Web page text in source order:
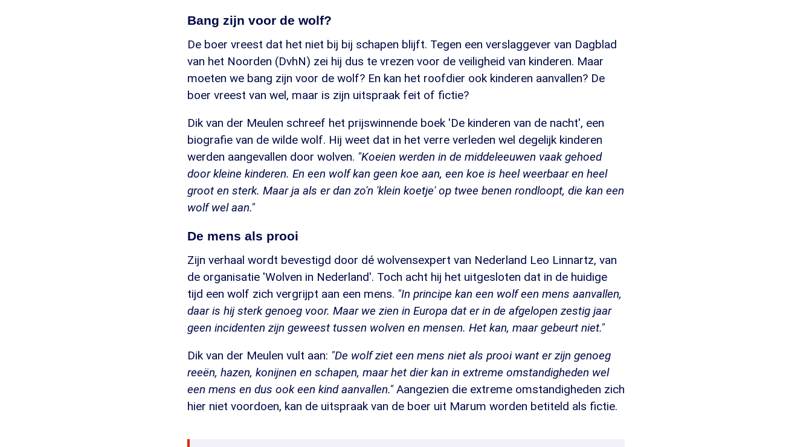
Bang zijn voor de wolf?
De boer vreest dat het niet bij bij schapen blijft. Tegen een verslaggever van Dagblad
van het Noorden (DvhN) zei hij dus te vrezen voor de veiligheid van kinderen. Maar
moeten we bang zijn voor de wolf? En kan het roofdier ook kinderen aanvallen? De
boer vreest van wel, maar is zijn uitspraak feit of fictie?
Dik van der Meulen schreef het prijswinnende boek 'De kinderen van de nacht', een
biografie van de wilde wolf. Hij weet dat in het verre verleden wel degelijk kinderen
werden aangevallen door wolven. "Koeien werden in de middeleeuwen vaak gehoed
door kleine kinderen. En een wolf kan geen koe aan, een koe is heel weerbaar en heel
groot en sterk. Maar ja als er dan zo'n 'klein koetje' op twee benen rondloopt, die kan een
wolf wel aan."
De mens als prooi
Zijn verhaal wordt bevestigd door dé wolvensexpert van Nederland Leo Linnartz, van
de organisatie 'Wolven in Nederland'. Toch acht hij het uitgesloten dat in de huidige
tijd een wolf zich vergrijpt aan een mens. "In principe kan een wolf een mens aanvallen,
daar is hij sterk genoeg voor. Maar we zien in Europa dat er in de afgelopen zestig jaar
geen incidenten zijn geweest tussen wolven en mensen. Het kan, maar gebeurt niet."
Dik van der Meulen vult aan: "De wolf ziet een mens niet als prooi want er zijn genoeg
reeën, hazen, konijnen en schapen, maar het dier kan in extreme omstandigheden wel
een mens en dus ook een kind aanvallen."Aangezien die extreme omstandigheden zich
hier niet voordoen, kan de uitspraak van de boer uit Marum worden betiteld als fictie.